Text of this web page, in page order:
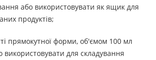
або використовувати як ящик для
продуктів;
прямокутної форми, об'ємом 100 мл
для складування